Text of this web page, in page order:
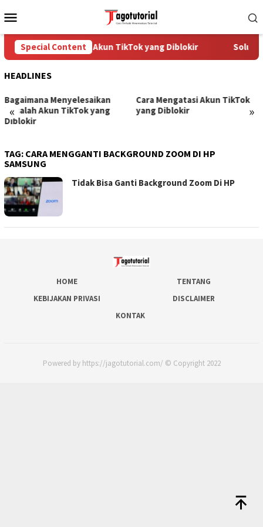
to
Menu
Special Content
Cara Mengatasi Akun TikTok yang Diblokir Solusi
HEADLINES
« »
Bagaimana Menyelesaikan
Masalah Akun TikTok yang
Diblokir
Cara Mengatasi Akun TikTok
yang Diblokir
TAG: CARA MENGGANTI BACKGROUND ZOOM DI HP
SAMSUNG
Tidak Bisa Ganti Background Zoom Di HP
HOME
TENTANG
KEBIJAKAN PRIVASI
DISCLAIMER
KONTAK
Powered by https://jagotutorial.com/ © Copyright 2022